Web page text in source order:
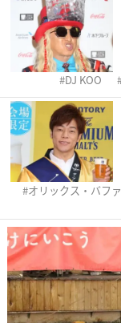
DJ KOO
オリックス・バフ